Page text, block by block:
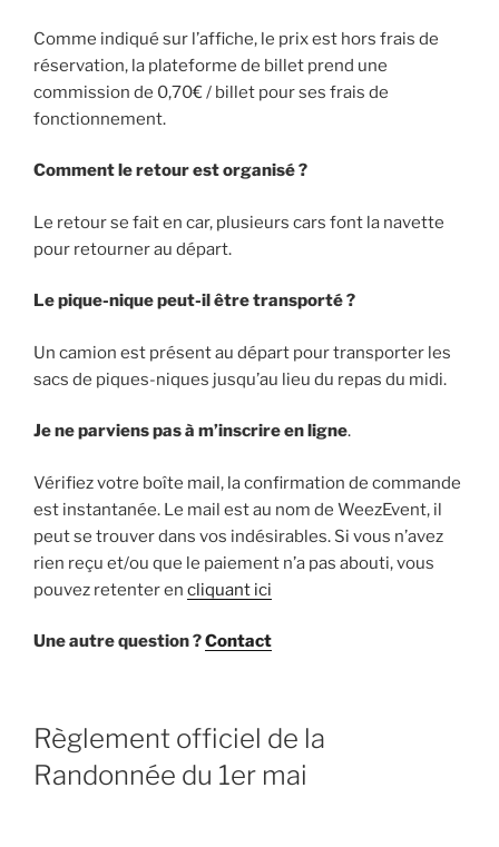
Comme indiqué sur l’affiche, le prix est hors frais de
réservation, la plateforme de billet prend une
commission de 0,70€ / billet pour ses frais de
fonctionnement.
Comment le retour est organisé ?
Le retour se fait en car, plusieurs cars font la navette
pour retourner au départ.
Le pique-nique peut-il être transporté ?
Un camion est présent au départ pour transporter les
sacs de piques-niques jusqu’au lieu du repas du midi.
Je ne parviens pas à m’inscrire en ligne.
Vérifiez votre boîte mail, la confirmation de commande
est instantanée. Le mail est au nom de WeezEvent, il
peut se trouver dans vos indésirables. Si vous n’avez
rien reçu et/ou que le paiement n’a pas abouti, vous
pouvez retenter en cliquant ici
Une autre question ?Contact
Règlement officiel de la
Randonnée du 1er mai